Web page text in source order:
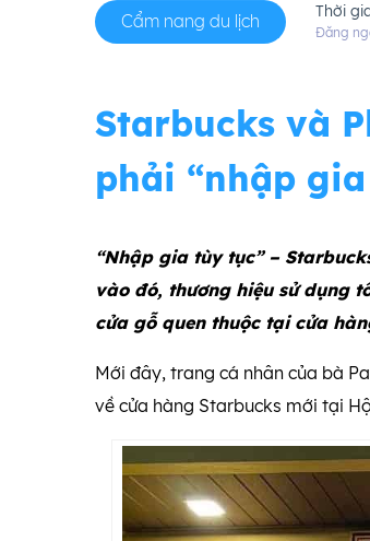
Cẩm nang du lịch Thời
Đăng
Starbucks và
phải “nhập
“Nhập gia tùy tục” –
vào đó, thương hiệu sử dụng
cửa gỗ quen thuộc tại cửa
Mới đây, trang cá nhân của bà
về cửa hàng Starbucks mới tại